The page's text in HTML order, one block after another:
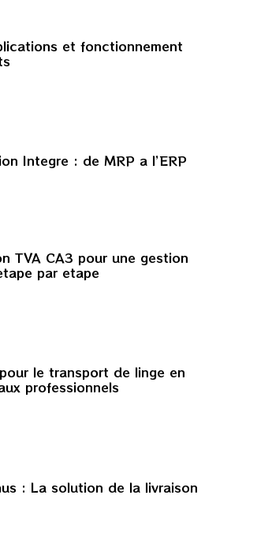
et fonctionnement
Integre : de MRP a l’ERP
TVA CA3 pour une gestion
par etape
le transport de linge en
professionnels
: La solution de la livraison